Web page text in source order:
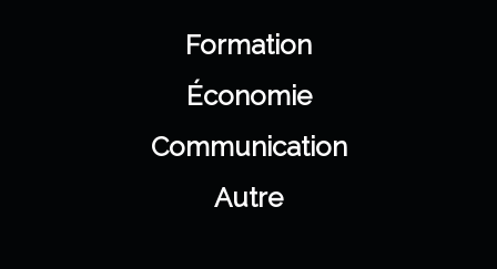
Formation
Économie
Communication
Autre